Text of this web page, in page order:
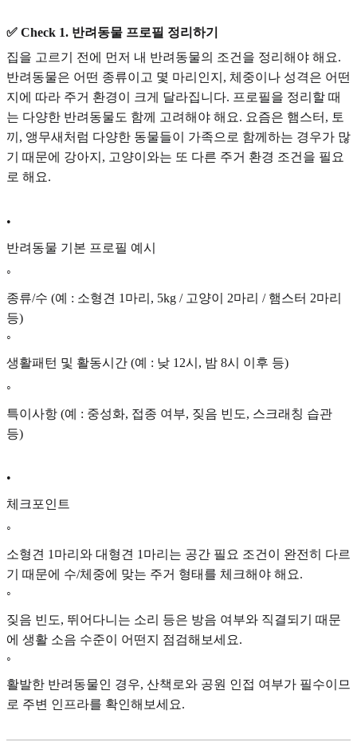
✅ Check 1. 반려동물 프로필 정리하기
집을 고르기 전에 먼저 내 반려동물의 조건을 정리해야 해요.
반려동물은 어떤 종류이고 몇 마리인지, 체중이나 성격은 어떤
지에 따라 주거 환경이 크게 달라집니다. 프로필을 정리할 때
는 다양한 반려동물도 함께 고려해야 해요. 요즘은 햄스터, 토
끼, 앵무새처럼 다양한 동물들이 가족으로 함께하는 경우가 많
기 때문에 강아지, 고양이와는 또 다른 주거 환경 조건을 필요
로 해요.
•
반려동물 기본 프로필 예시
◦
종류/수 (예 : 소형견 1마리, 5kg / 고양이 2마리 / 햄스터 2마리
등)
◦
생활패턴 및 활동시간 (예 : 낮 12시, 밤 8시 이후 등)
◦
특이사항 (예 : 중성화, 접종 여부, 짖음 빈도, 스크래칭 습관
등)
•
체크포인트
◦
소형견 1마리와 대형견 1마리는 공간 필요 조건이 완전히 다르
기 때문에 수/체중에 맞는 주거 형태를 체크해야 해요.
◦
짖음 빈도, 뛰어다니는 소리 등은 방음 여부와 직결되기 때문
에 생활 소음 수준이 어떤지 점검해보세요.
◦
활발한 반려동물인 경우, 산책로와 공원 인접 여부가 필수이므
로 주변 인프라를 확인해보세요.